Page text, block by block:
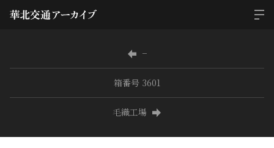
−
箱番号 3601
毛織工場